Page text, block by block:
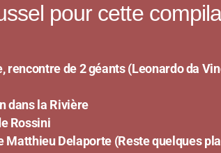
pour cette
rencontre de 2 géants (Leonardo da
la Rivière
Rossini
Matthieu Delaporte (Reste quelques